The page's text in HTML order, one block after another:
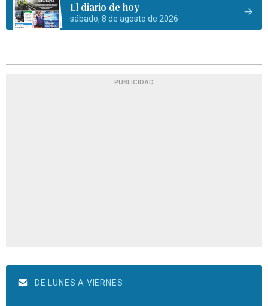
El diario de hoy
sábado, 8 de agosto de 2026
PUBLICIDAD
DE LUNES A VIERNES